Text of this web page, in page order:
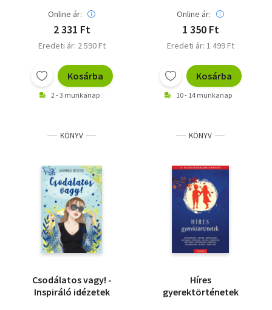
Online ár:
2 331 Ft
Eredeti ár: 2 590 Ft
Kosárba
2 - 3 munkanap
Online ár:
1 350 Ft
Eredeti ár: 1 499 Ft
Kosárba
10 - 14 munkanap
KÖNYV
Csodálatos vagy! -
Inspiráló idézetek
KÖNYV
Híres
gyerektörténetek